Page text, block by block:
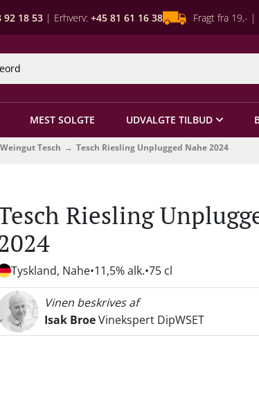
92 18 53 | Erhverv: +45 81 61 16 38 Fragt fra 19,- |
MEST SOLGTE UDVALGTE TILBUD
Weingut Tesch Tesch Riesling Unplugged Nahe 2024
Riesling
Tyskland, Nahe 11,5% alk. 75 cl
Vinen beskrives af
Isak BroeVinekspert DipWSET